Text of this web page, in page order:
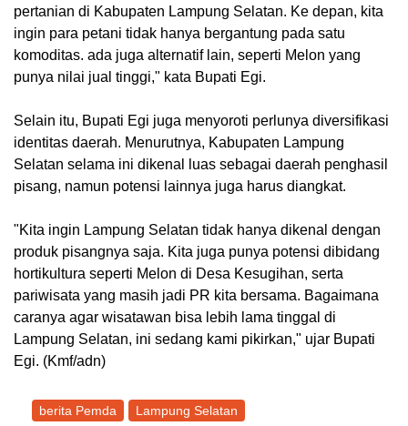
pertanian di Kabupaten Lampung Selatan. Ke depan, kita
ingin para petani tidak hanya bergantung pada satu
komoditas. ada juga alternatif lain, seperti Melon yang
punya nilai jual tinggi," kata Bupati Egi.
Selain itu, Bupati Egi juga menyoroti perlunya diversifikasi
identitas daerah. Menurutnya, Kabupaten Lampung
Selatan selama ini dikenal luas sebagai daerah penghasil
pisang, namun potensi lainnya juga harus diangkat.
"Kita ingin Lampung Selatan tidak hanya dikenal dengan
produk pisangnya saja. Kita juga punya potensi dibidang
hortikultura seperti Melon di Desa Kesugihan, serta
pariwisata yang masih jadi PR kita bersama. Bagaimana
caranya agar wisatawan bisa lebih lama tinggal di
Lampung Selatan, ini sedang kami pikirkan," ujar Bupati
Egi. (Kmf/adn)
berita Pemda Lampung Selatan